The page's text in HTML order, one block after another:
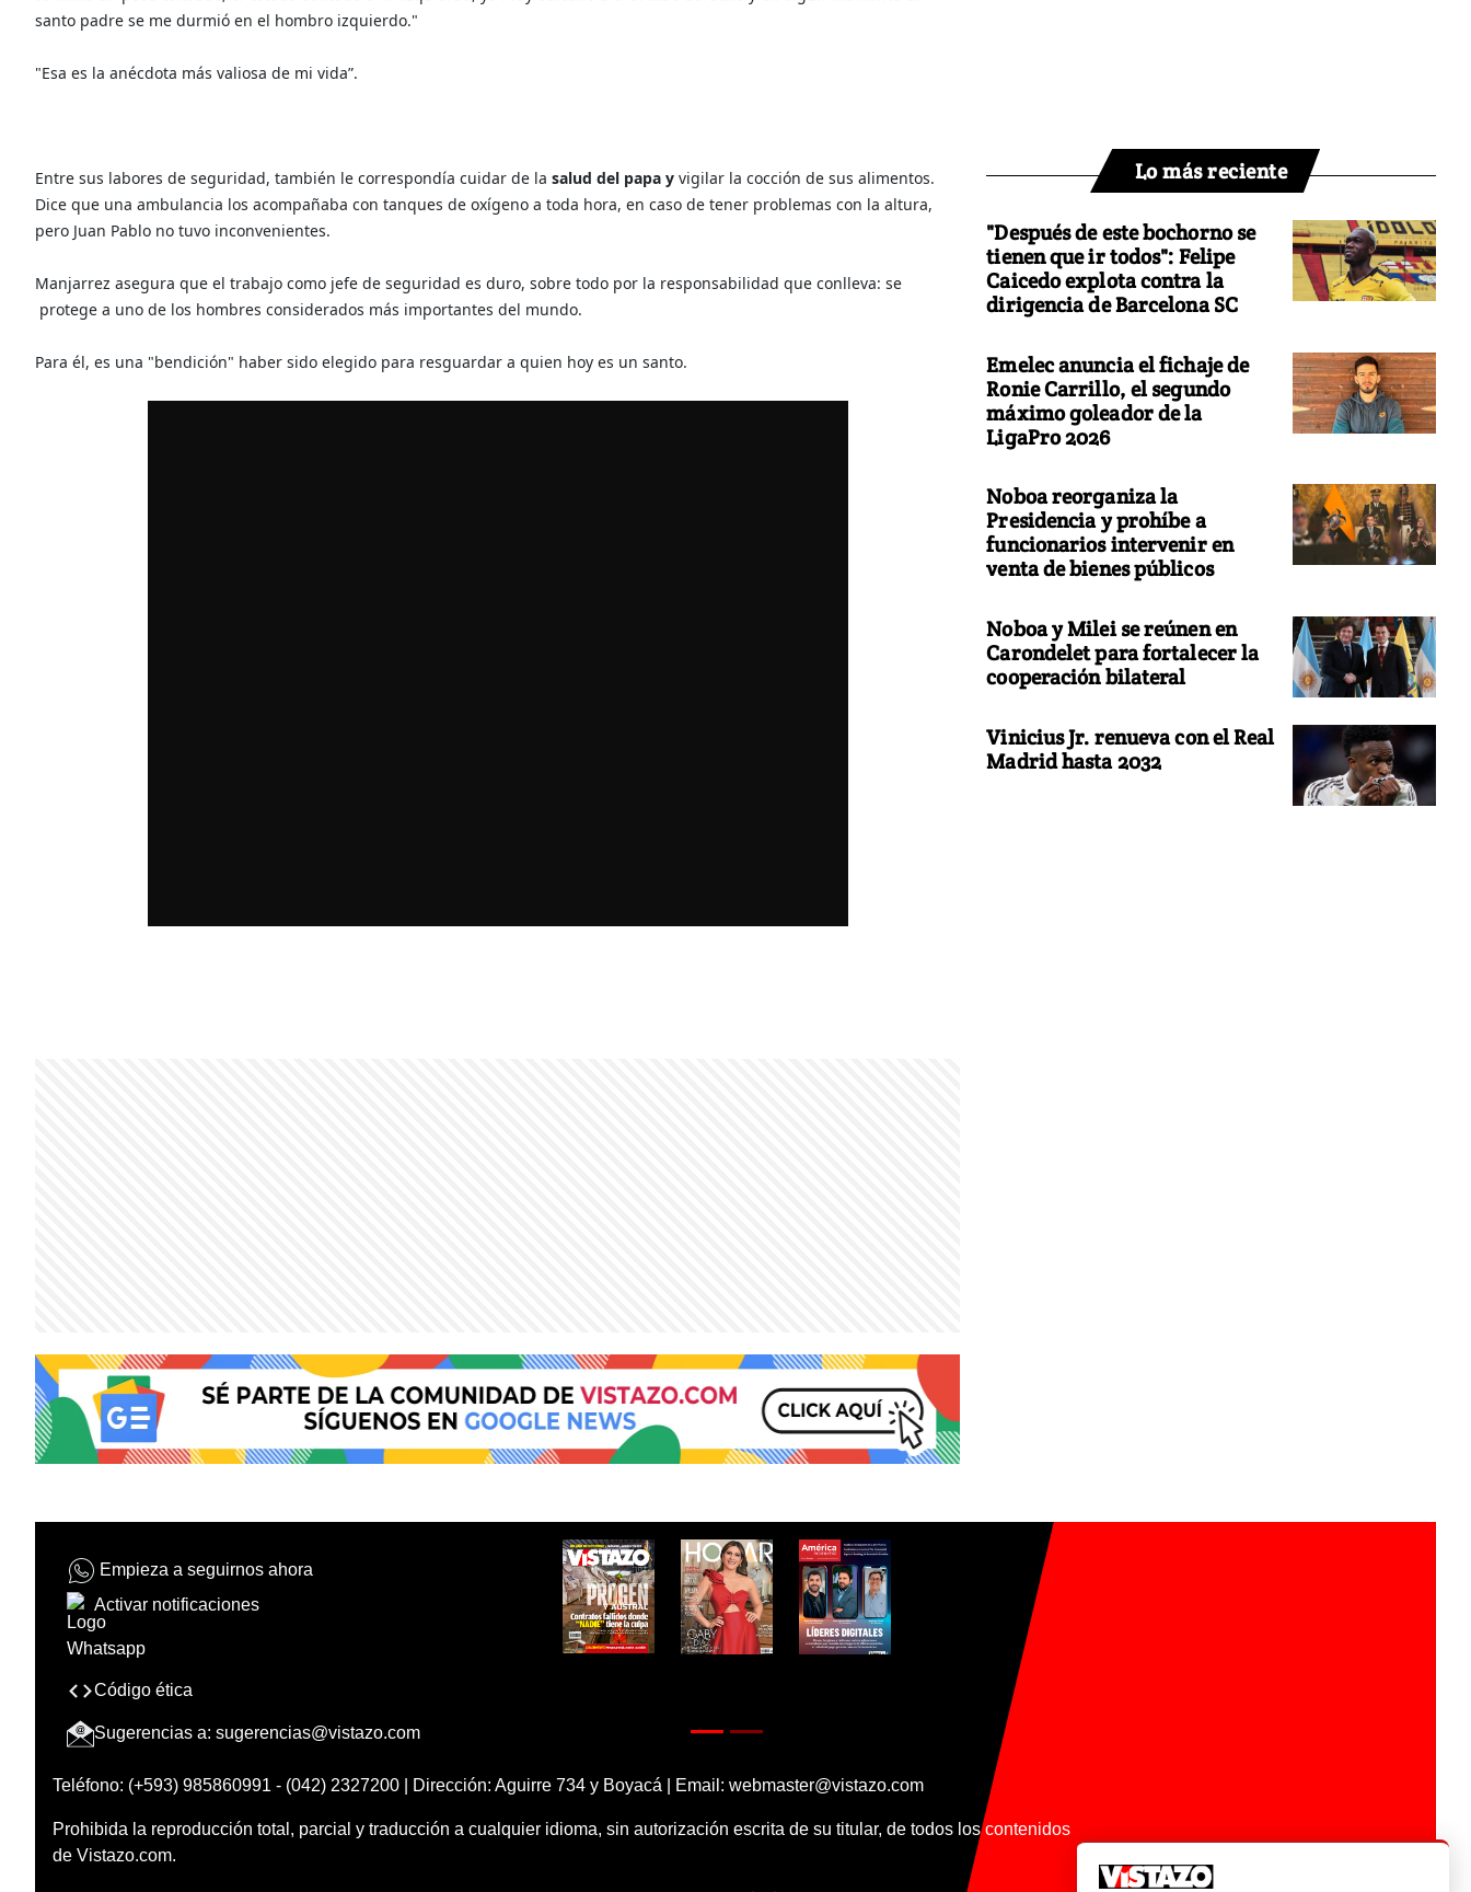
santo padre se me durmió en el hombro izquierdo."
"Esa es la anécdota más valiosa de mi vida”.
Entre sus labores de seguridad, también le correspondía cuidar de la salud del papa y vigilar la cocción de sus alimentos.
Dice que una ambulancia los acompañaba con tanques de oxígeno a toda hora, en caso de tener problemas con la altura,
pero Juan Pablo no tuvo inconvenientes.
Manjarrez asegura que el trabajo como jefe de seguridad es duro, sobre todo por la responsabilidad que conlleva: se
protege a uno de los hombres considerados más importantes del mundo.
Para él, es una "bendición" haber sido elegido para resguardar a quien hoy es un santo.
Lo más reciente
"Después de este bochorno se
tienen que ir todos": Felipe
Caicedo explota contra la
dirigencia de Barcelona SC
Emelec anuncia el fichaje de
Ronie Carrillo, el segundo
máximo goleador de la
LigaPro 2026
Noboa reorganiza la
Presidencia y prohíbe a
funcionarios intervenir en
venta de bienes públicos
Noboa y Milei se reúnen en
Carondelet para fortalecer la
cooperación bilateral
Vinicius Jr. renueva con el Real
Madrid hasta 2032
Empieza a seguirnos ahora
Activar notificaciones
Código ética
Sugerencias a: sugerencias@vistazo.com
Teléfono: (+593) 985860991 - (042) 2327200 | Dirección: Aguirre 734 y Boyacá | Email: webmaster@vistazo.com
Prohibida la reproducción total, parcial y traducción a cualquier idioma, sin autorización escrita de su titular, de todos los contenidos
de Vistazo.com.